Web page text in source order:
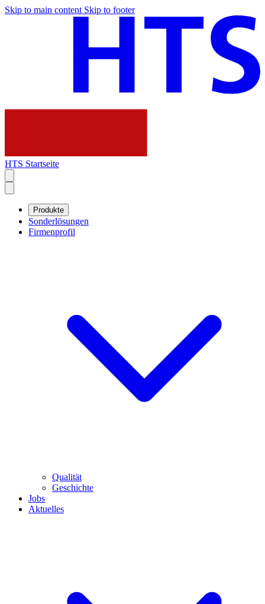
Skip to main content Skip to footer
HTS Startseite
Produkte
Sonderlösungen
Firmenprofil
Qualität
Geschichte
Jobs
Aktuelles